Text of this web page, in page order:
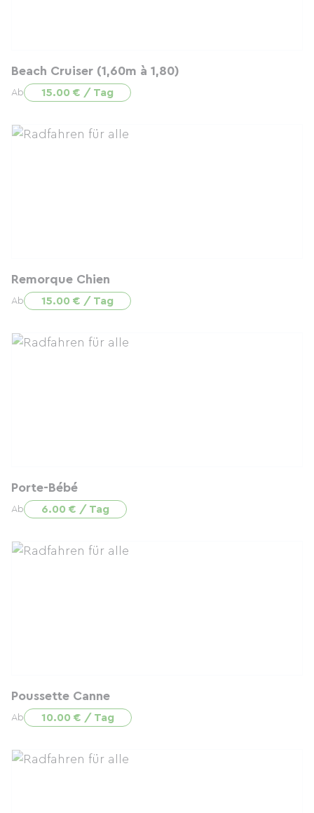
Beach Cruiser (1,60m à 1,80)
Ab 15.00 € / Tag
Remorque Chien
Ab 15.00 € / Tag
Porte-Bébé
Ab 6.00 € / Tag
Poussette Canne
Ab 10.00 € / Tag